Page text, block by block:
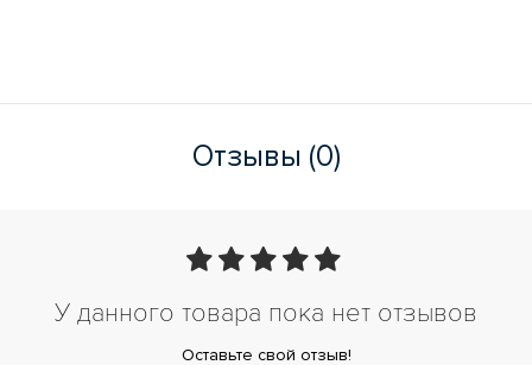
Отзывы (0)
У данного товара пока нет отзывов
Оставьте свой отзыв!